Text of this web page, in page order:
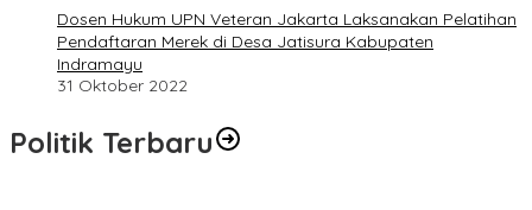
Dosen Hukum UPN Veteran Jakarta Laksanakan Pelatihan
Pendaftaran Merek di Desa Jatisura Kabupaten
Indramayu
31 Oktober 2022
Politik Terbaru